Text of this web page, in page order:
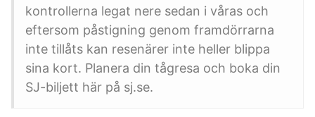
kontrollerna legat nere sedan i våras och
eftersom påstigning genom framdörrarna
inte tillåts kan resenärer inte heller blippa
sina kort. Planera din tågresa och boka din
SJ-biljett här på sj.se.